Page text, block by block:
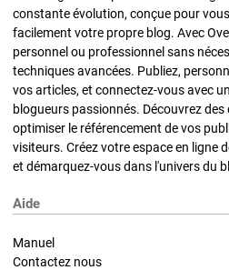
constante évolution, conçue pour
facilement votre propre blog. Avec
personnel ou professionnel sans
techniques avancées. Publiez,
vos articles, et connectez-vous avec
blogueurs passionnés. Découvrez
optimiser le référencement de vos
visiteurs. Créez votre espace en ligne
et démarquez-vous dans l'univers du
Aide
Manuel
Contactez nous